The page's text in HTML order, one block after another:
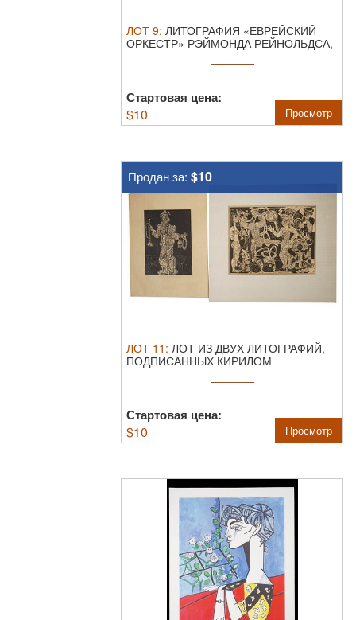
ЛОТ 9: ЛИТОГРАФИЯ «ЕВРЕЙСКИЙ
ОРКЕСТР» РЭЙМОНДА РЕЙНОЛЬДСА,
Стартовая цена:
$10 Просмотр
Продан за: $10
ЛОТ 11 : ЛОТ ИЗ ДВУХ ЛИТОГРАФИЙ,
ПОДПИСАННЫХ КИРИЛОМ
Стартовая цена:
$10 Просмотр